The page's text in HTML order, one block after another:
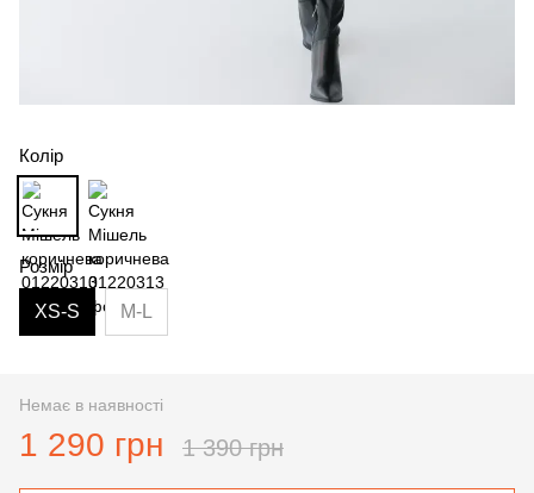
Колір
Розмір
XS-S M-L
Немає в наявності
1 290 грн 1 390 грн